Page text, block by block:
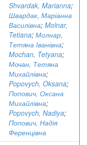
Shvardak, Marianna;
Швардак, Маріанна
Василівна; Molnar,
Tetiana; Молнар,
Тетяна Іванівна;
Mochan, Tetyana;
Мочан, Тетяна
Михайлівна;
Popovych, Oksana;
Попович, Оксана
Михайлівна;
Popovych, Nadiya;
Попович, Надія
Ференцівна